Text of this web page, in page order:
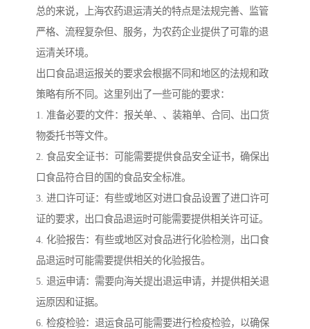
总的来说，上海农药退运清关的特点是法规完善、监管
严格、流程复杂但、服务，为农药企业提供了可靠的退
运清关环境。
出口食品退运报关的要求会根据不同和地区的法规和政
策略有所不同。这里列出了一些可能的要求：
1. 准备必要的文件：报关单、、装箱单、合同、出口货
物委托书等文件。
2. 食品安全证书：可能需要提供食品安全证书，确保出
口食品符合目的国的食品安全标准。
3. 进口许可证：有些或地区对进口食品设置了进口许可
证的要求，出口食品退运时可能需要提供相关许可证。
4. 化验报告：有些或地区对食品进行化验检测，出口食
品退运时可能需要提供相关的化验报告。
5. 退运申请：需要向海关提出退运申请，并提供相关退
运原因和证据。
6. 检疫检验：退运食品可能需要进行检疫检验，以确保